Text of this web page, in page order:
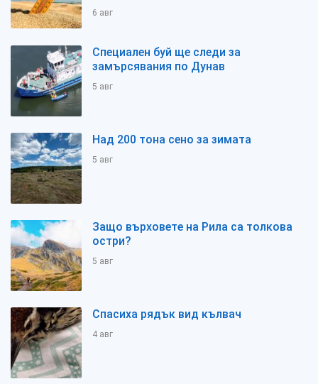
6 авг
Специален буй ще следи за
замърсявания по Дунав
5 авг
Над 200 тона сено за зимата
5 авг
Защо върховете на Рила са толкова
остри?
5 авг
Спасиха рядък вид кълвач
4 авг